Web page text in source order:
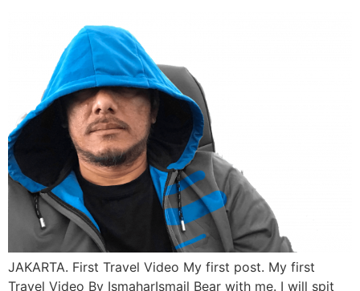
JAKARTA. First Travel Video My first post. My first
Travel Video By IsmaharIsmail Bear with me. I will spit